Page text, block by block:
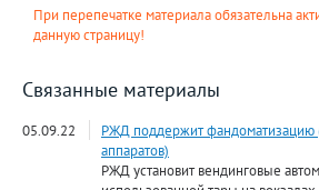
При перепечатке материала обязательна
данную страницу!
Связанные материалы
05.09.22
РЖД поддержит фандоматизацию
аппаратов)
РЖД установит вендинговые